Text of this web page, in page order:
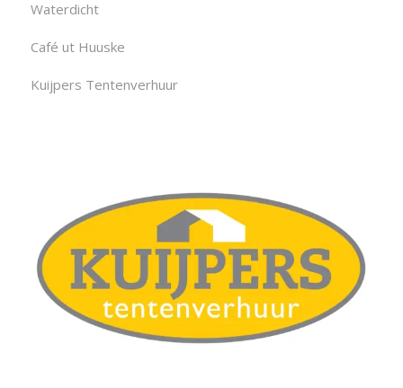
Waterdicht
Café ut Huuske
Kuijpers Tentenverhuur